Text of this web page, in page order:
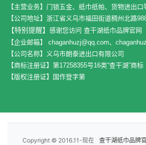
【主营业务】门锁五金、纸巾纸帕、货物进出口
【公司地址】 浙江省义乌市福田街道稠州北路
【特别提醒】 感谢您访问 查干湖纸巾品牌官网
【企业邮箱】 chaganhuzj@qq.com、
【公司名称】义乌市朗泰进出口有限公司
【商标注册证】第17258355号16类“查干湖”商标
【版权注册证】国作登字第
Copyright © 2016.11-现在 查干湖纸巾品牌